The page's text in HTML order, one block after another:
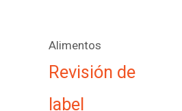
Alimentos
Revisión de
label